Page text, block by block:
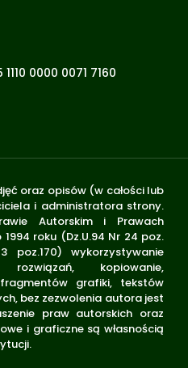
0000 0071 7160
oraz opisów (w całości lub
i administratora strony.
Autorskim i Prawach
roku (Dz.U.94 Nr 24 poz.
poz.170) wykorzystywanie
rozwiązań, kopiowanie,
grafiki, tekstów
bez zezwolenia autora jest
praw autorskich oraz
i graficzne są własnością